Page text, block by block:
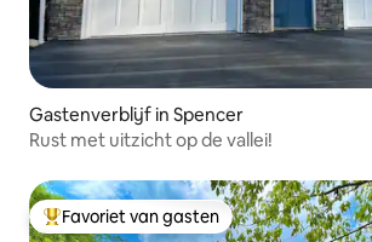
Gastenverblijf in Spencer
Rust met uitzicht op de vallei!
Topfavoriet van gasten
Favoriet van gasten